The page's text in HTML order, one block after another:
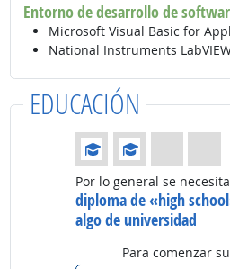
Entorno de desarrollo de
Microsoft Visual Basic for
National Instruments
EDUCACIÓN
Educación: (Calificación 2
Por lo general se necesita
diploma de «high
algo de universidad
Para comenzar